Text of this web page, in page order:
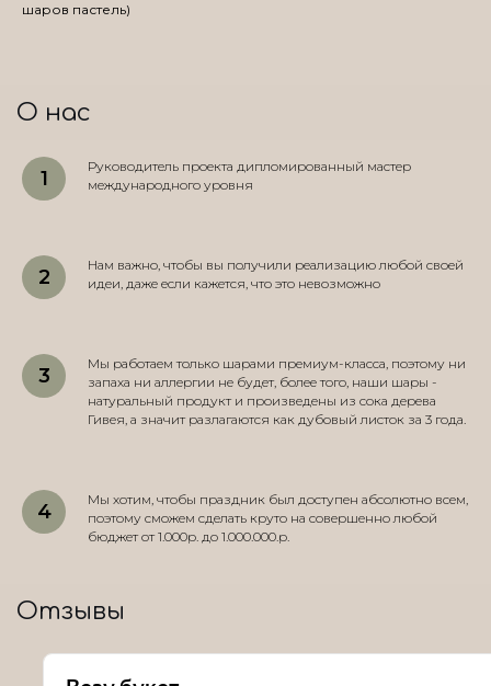
шаров пастель)
О нас
Руководитель проекта дипломированный мастер
международного уровня
Нам важно, чтобы вы получили реализацию любой своей
идеи, даже если кажется, что это невозможно
Мы работаем только шарами премиум-класса, поэтому ни
запаха ни аллергии не будет, более того, наши шары -
натуральный продукт и произведены из сока дерева
Гивея, а значит разлагаются как дубовый листок за 3 года.
Мы хотим, чтобы праздник был доступен абсолютно всем,
поэтому сможем сделать круто на совершенно любой
бюджет от 1.000р. до 1.000.000.р.
Отзывы